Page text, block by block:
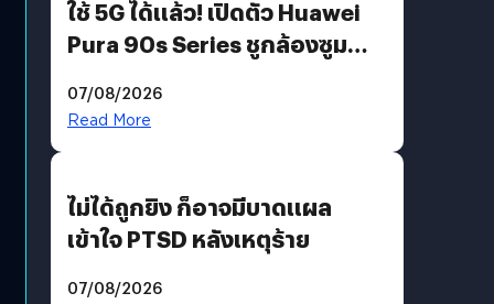
ใช้ 5G ได้แล้ว! เปิดตัว Huawei
Pura 90s Series ชูกล้องซูม
07/08/2026
Read More
ไม่ได้ถูกยิง ก็อาจมีบาดแผล
เข้าใจ PTSD หลังเหตุร้าย
07/08/2026